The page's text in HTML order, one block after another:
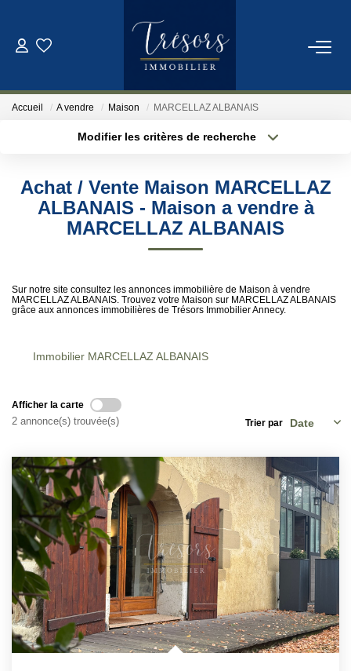
Qui Sommes-Nous
Notre Équipe
ESTIMATION
Accueil A vendre Maison MARCELLAZ ALBANAIS
Modifier les critères de recherche
Surface min
Plus de critères Créer une alerte
Achat / Vente Maison MARCELLAZ
ALBANAIS - Maison a vendre à
MARCELLAZ ALBANAIS
Sur notre site consultez les annonces immobilière de Maison à vendre
MARCELLAZ ALBANAIS. Trouvez votre Maison sur MARCELLAZ ALBANAIS
grâce aux annonces immobilières de Trésors Immobilier Annecy.
Immobilier MARCELLAZ ALBANAIS
Afficher la carte
2 annonce(s) trouvée(s) Trier par